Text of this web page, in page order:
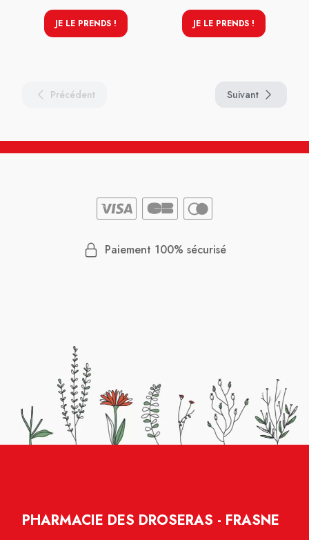
JE LE PRENDS ! JE LE PRENDS !
Précédent Suivant
Paiement 100% sécurisé
PHARMACIE DES DROSERAS - FRASNE